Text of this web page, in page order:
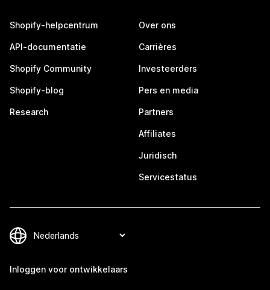
Shopify-helpcentrum
API-documentatie
Shopify Community
Shopify-blog
Research
Over ons
Carrières
Investeerders
Pers en media
Partners
Affiliates
Juridisch
Servicestatus
Inloggen voor ontwikkelaars